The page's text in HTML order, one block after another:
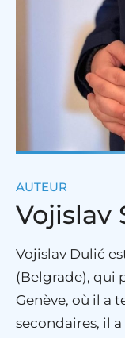
AUTEUR
Vojislav
Vojislav Dulić
(Belgrade), qui
Genève, où il a
secondaires, il